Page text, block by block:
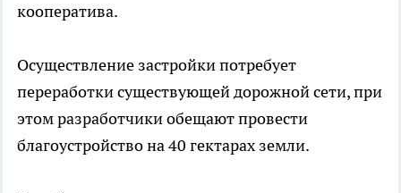
кооператива.
Осуществление застройки потребует
переработки существующей дорожной сети, при
этом разработчики обещают провести
благоустройство на 40 гектарах земли.